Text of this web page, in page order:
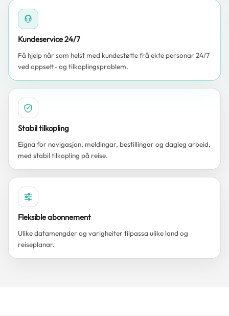
Kundeservice 24/7
Få hjelp når som helst med kundestøtte frå ekte personar 24/7
ved oppsett- og tilkoplingsproblem.
Stabil tilkopling
Eigna for navigasjon, meldingar, bestillingar og dagleg arbeid,
med stabil tilkopling på reise.
Fleksible abonnement
Ulike datamengder og varigheiter tilpassa ulike land og
reiseplanar.